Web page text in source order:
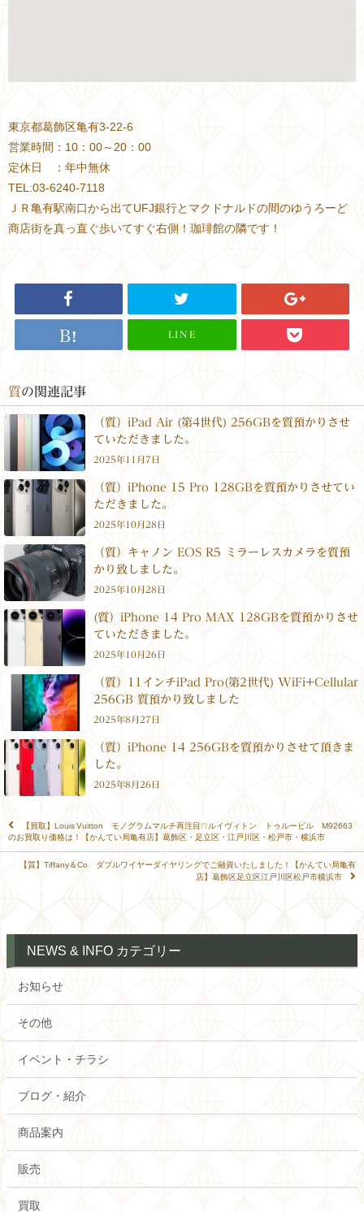
東京都葛飾区亀有3-22-6
営業時間：10：00～20：00
定休日 ：年中無休
TEL:03-6240-7118
ＪＲ亀有駅南口から出てUFJ銀行とマクドナルドの間のゆうろーど
商店街を真っ直ぐ歩いてすぐ右側！珈琲館の隣です！
LINE
質の関連記事
（質）iPad Air (第4世代) 256GBを質預かりさせ
ていただきました。
2025年11月7日
（質）iPhone 15 Pro 128GBを質預かりさせてい
ただきました。
2025年10月28日
（質）キャノン EOS R5 ミラーレスカメラを質預
かり致しました。
2025年10月28日
(質）iPhone 14 Pro MAX 128GBを質預かりさせ
ていただきました。
2025年10月26日
（質）11インチiPad Pro(第2世代) WiFi+Cellular
256GB 質預かり致しました
2025年8月27日
（質）iPhone 14 256GBを質預かりさせて頂きま
した。
2025年8月26日
【買取】Louis Vuitton モノグラムマルチ再注目❕❔ルイヴィトン トゥルービル M92663
のお買取り価格は！【かんてい局亀有店】葛飾区・足立区・江戸川区・松戸市・横浜市
【質】Tiffany＆Co ダブルワイヤーダイヤリングでご融資いたしました！【かんてい局亀有
店】葛飾区足立区江戸川区松戸市横浜市
NEWS & INFO カテゴリー
お知らせ
その他
イベント・チラシ
ブログ・紹介
商品案内
販売
買取